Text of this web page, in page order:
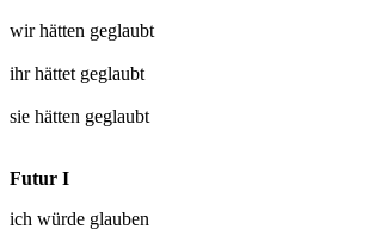
wir hätten geglaubt
ihr hättet geglaubt
sie hätten geglaubt
Futur I
ich würde glauben